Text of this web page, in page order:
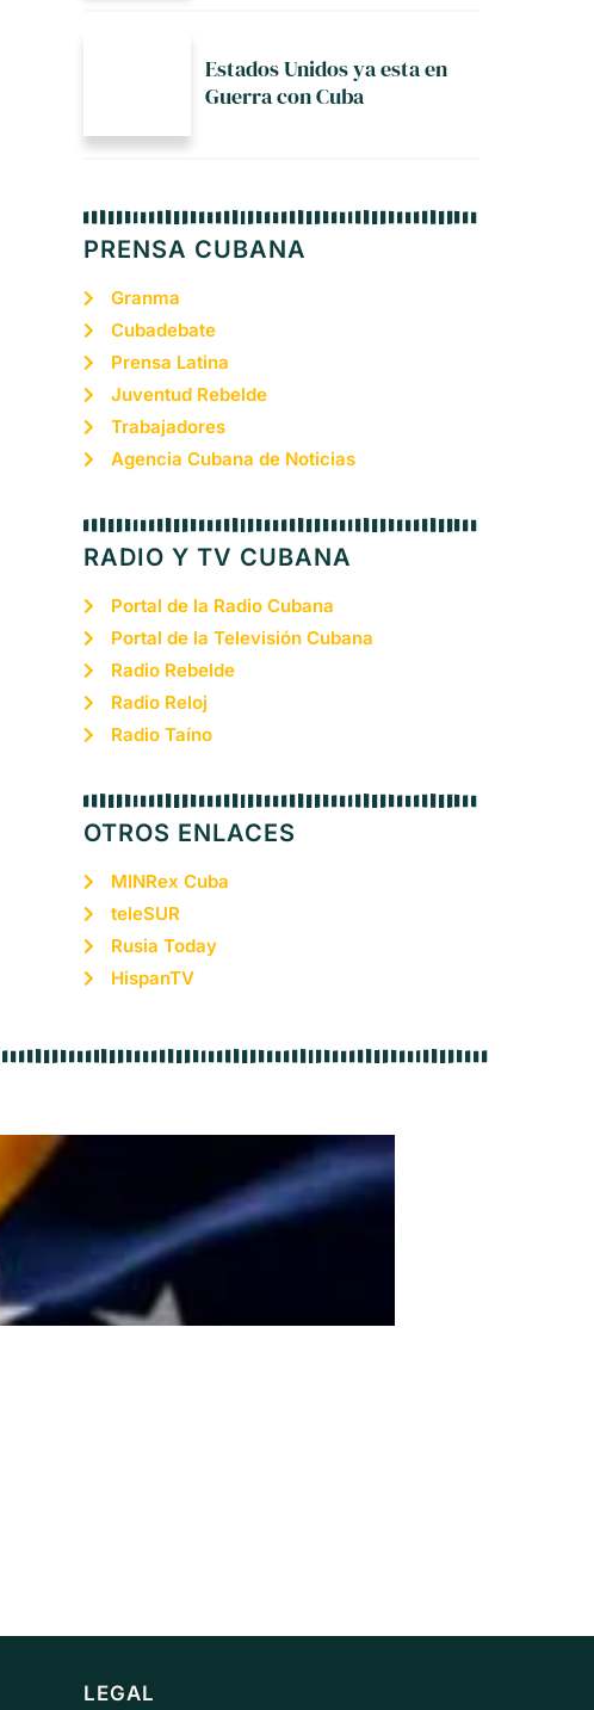
Estados Unidos ya esta en
Guerra con Cuba
PRENSA CUBANA
Granma
Cubadebate
Prensa Latina
Juventud Rebelde
Trabajadores
Agencia Cubana de Noticias
RADIO Y TV CUBANA
Portal de la Radio Cubana
Portal de la Televisión Cubana
Radio Rebelde
Radio Reloj
Radio Taíno
OTROS ENLACES
MINRex Cuba
teleSUR
Rusia Today
HispanTV
LEGAL